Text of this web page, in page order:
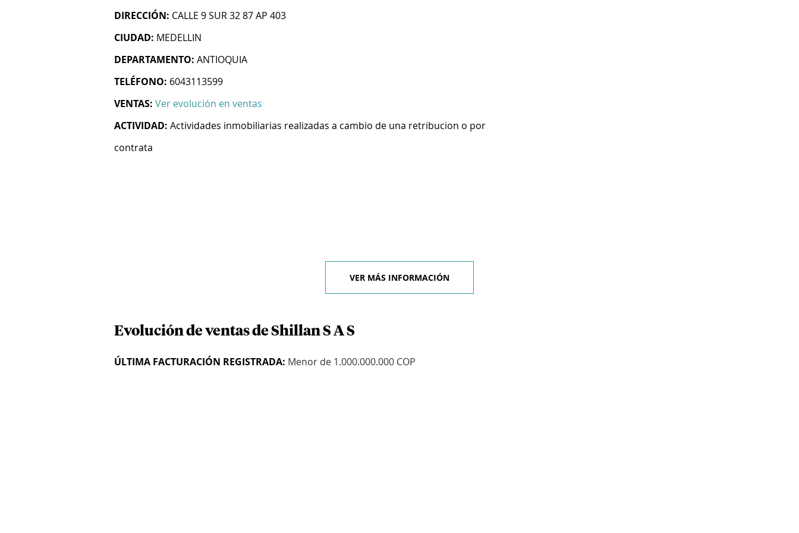
DIRECCIÓN: CALLE 9 SUR 32 87 AP 403
CIUDAD: MEDELLIN
DEPARTAMENTO: ANTIOQUIA
TELÉFONO: 6043113599
VENTAS: Ver evolución en ventas
ACTIVIDAD: Actividades inmobiliarias realizadas a cambio de una retribucion o por
contrata
VER MÁS INFORMACIÓN
Evolución de ventas de Shillan S A S
ÚLTIMA FACTURACIÓN REGISTRADA: Menor de 1.000.000.000 COP